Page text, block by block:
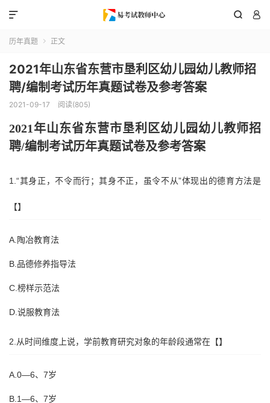
 

历年真题  正文
2021年山东省东营市垦利区幼儿园幼儿教师招
聘/编制考试历年真题试卷及参考答案
2021-09-17 阅读(805)
2021 年山东省东营市垦利区幼儿园幼儿教师招
聘/编制考试历年真题试卷及参考答案
1.“其身正，不令而行；其身不正，虽令不从”体现出的德育方法是
【】
A.陶冶教育法
B.品德修养指导法
C.榜样示范法
D.说服教育法
2.从时间维度上说，学前教育研究对象的年龄段通常在【】
A.0—6、7岁
B.1—6、7岁